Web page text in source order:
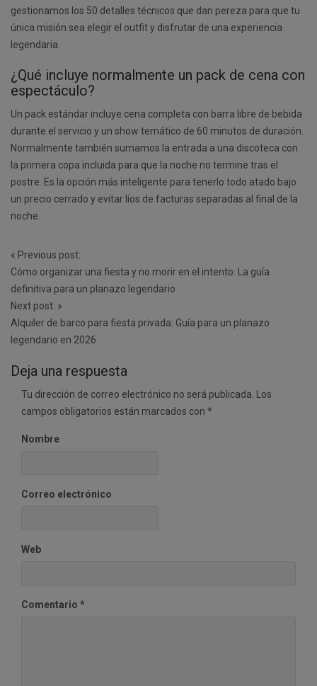
gestionamos los 50 detalles técnicos que dan pereza para que tu
única misión sea elegir el outfit y disfrutar de una experiencia
legendaria.
¿Qué incluye normalmente un pack de cena con
espectáculo?
Un pack estándar incluye cena completa con barra libre de bebida
durante el servicio y un show temático de 60 minutos de duración.
Normalmente también sumamos la entrada a una discoteca con
la primera copa incluida para que la noche no termine tras el
postre. Es la opción más inteligente para tenerlo todo atado bajo
un precio cerrado y evitar líos de facturas separadas al final de la
noche.
Post
navigation
« Previous post:
Cómo organizar una fiesta y no morir en el intento: La guía
definitiva para un planazo legendario
Next post: »
Alquiler de barco para fiesta privada: Guía para un planazo
legendario en 2026
Deja una respuesta
Tu dirección de correo electrónico no será publicada.
Los
campos obligatorios están marcados con *
Nombre
Correo electrónico
Web
Comentario *